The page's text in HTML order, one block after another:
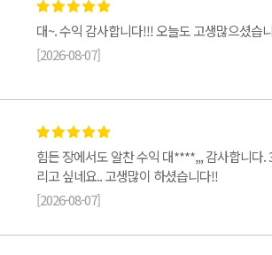
대~. 수익 감사합니다!!! 오늘도 고생많으셨습
[2026-08-07]
힘든 장에서도 알찬 수익 대****,,, 감사합니다
리고 싶네요.. 고생많이 하셨습니다!!
[2026-08-07]